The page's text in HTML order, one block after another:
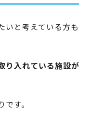
いと考えている方も
り入れている施設が
す。